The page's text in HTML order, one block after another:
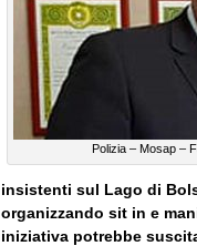
Polizia – Mosap –
insistenti sul Lago di
organizzando sit in e
iniziativa potrebbe